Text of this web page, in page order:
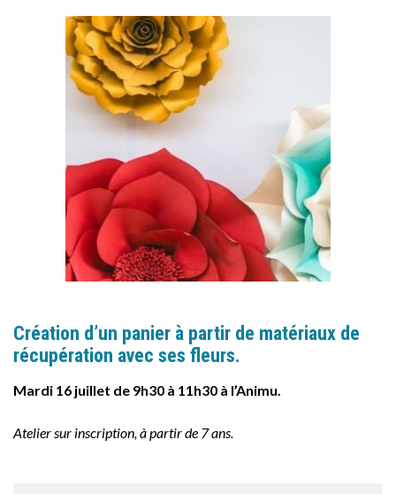
Création d’un panier à partir de matériaux de
récupération avec ses fleurs.
Mardi 16 juillet de 9h30 à 11h30 à l’Animu.
Atelier sur inscription, à partir de 7 ans.